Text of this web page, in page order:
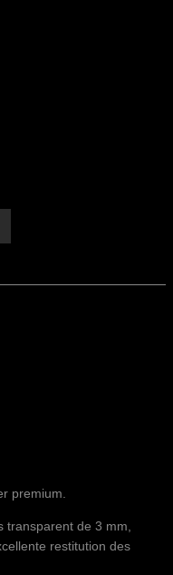
premium.
transparent de 3 mm,
restitution des